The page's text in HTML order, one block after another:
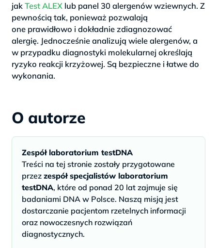
jakTest ALEX lub panel 30 alergenów wziewnych. Z
pewnością tak, ponieważ pozwalają
one prawidłowo i dokładnie zdiagnozować
alergię. Jednocześnie analizują wiele alergenów, a
w przypadku diagnostyki molekularnej określają
ryzyko reakcji krzyżowej. Są bezpieczne i łatwe do
wykonania.
O autorze
Zespół laboratorium testDNA
Treści na tej stronie zostały przygotowane
przez zespół specjalistów laboratorium
testDNA, które od ponad 20 lat zajmuje się
badaniami DNA w Polsce. Naszą misją jest
dostarczanie pacjentom rzetelnych informacji
oraz nowoczesnych rozwiązań
diagnostycznych.